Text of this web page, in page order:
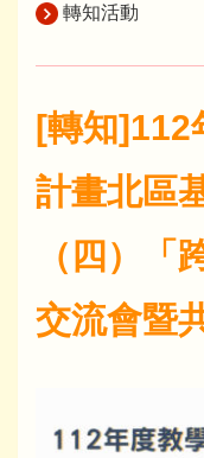
轉知活動
[轉知]112
計畫北區
（四）「
交流會暨